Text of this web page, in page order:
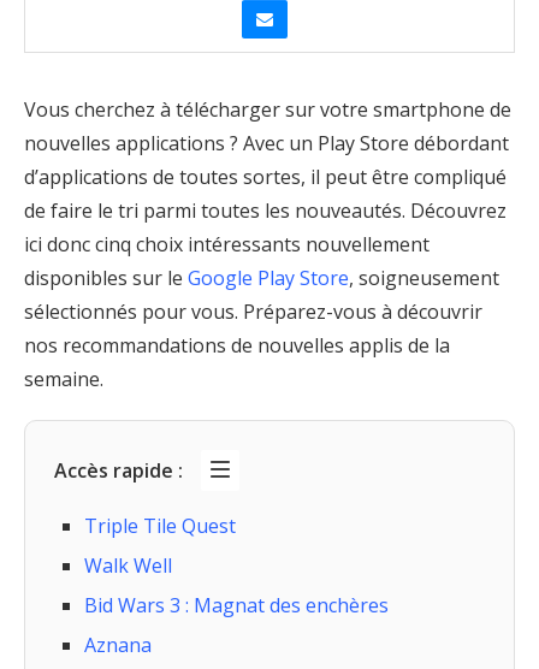
Vous cherchez à télécharger sur votre smartphone de
nouvelles applications ? Avec un Play Store débordant
d’applications de toutes sortes, il peut être compliqué
de faire le tri parmi toutes les nouveautés. Découvrez
ici donc cinq choix intéressants nouvellement
disponibles sur le Google Play Store, soigneusement
sélectionnés pour vous. Préparez-vous à découvrir
nos recommandations de nouvelles applis de la
semaine.
Accès rapide :
Triple Tile Quest
Walk Well
Bid Wars 3 : Magnat des enchères
Aznana